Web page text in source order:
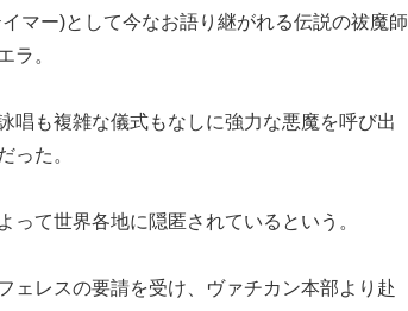
マー)として今なお語り継がれる伝説の祓魔師
ラ。
唱も複雑な儀式もなしに強力な悪魔を呼び出
った。
て世界各地に隠匿されているという。
ェレスの要請を受け、ヴァチカン本部より赴